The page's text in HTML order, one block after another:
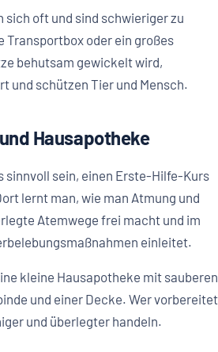
sich oft und sind schwieriger zu
Transportbox oder ein großes
behutsam gewickelt wird,
und schützen Tier und Mensch.
Hausapotheke
sinnvoll sein, einen Erste-Hilfe-Kurs
lernt man, wie man Atmung und
Atemwege frei macht und im
einleitet.
kleine Hausapotheke mit sauberen
und einer Decke. Wer vorbereitet
und überlegter handeln.